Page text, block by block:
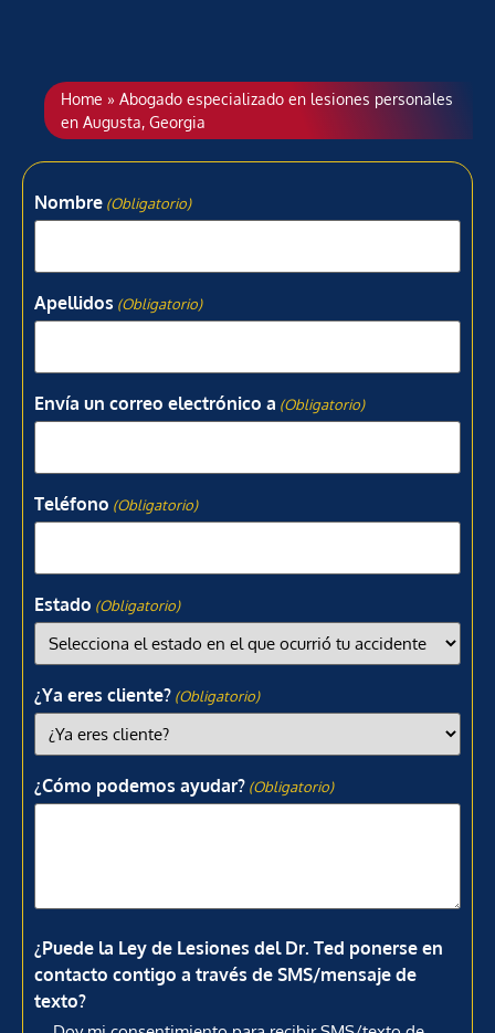
Home » Abogado especializado en lesiones personales
en Augusta, Georgia
Nombre (Obligatorio)
Apellidos (Obligatorio)
Envía un correo electrónico a (Obligatorio)
Teléfono (Obligatorio)
Estado (Obligatorio)
¿Ya eres cliente? (Obligatorio)
¿Cómo podemos ayudar? (Obligatorio)
¿Puede la Ley de Lesiones del Dr. Ted ponerse en
contacto contigo a través de SMS/mensaje de
texto?